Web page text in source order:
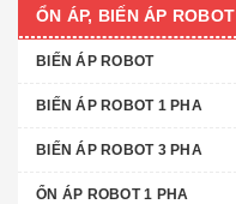
ỔN ÁP, BIẾN ÁP ROBOT
BIẾN ÁP ROBOT
BIẾN ÁP ROBOT 1 PHA
BIẾN ÁP ROBOT 3 PHA
ỔN ÁP ROBOT 1 PHA